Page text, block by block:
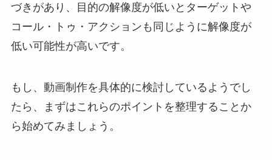
づきがあり、目的の解像度が低いとターゲットや
コール・トゥ・アクションも同じように解像度が
低い可能性が高いです。
もし、動画制作を具体的に検討しているようでし
たら、まずはこれらのポイントを整理することか
ら始めてみましょう。